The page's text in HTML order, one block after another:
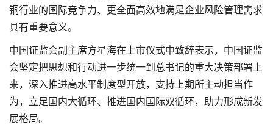
铜行业的国际竞争力、更全面高效地满足企业风险管理需求
具有重要意义。
中国证监会副主席方星海在上市仪式中致辞表示，中国证监
会坚定把思想和行动进一步统一到总书记的重大决策部署上
来，深入推进高水平制度型开放，支持上期所主动担当作
为，立足国内大循环、推进国内国际双循环，助力形成新发
展格局。